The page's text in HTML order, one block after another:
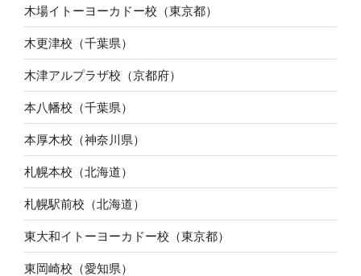
木場イトーヨーカドー校（東京都）
木更津校（千葉県）
木津アルプラザ校（京都府）
本八幡校（千葉県）
本厚木校（神奈川県）
札幌本校（北海道）
札幌駅前校（北海道）
東大和イトーヨーカドー校（東京都）
東岡崎校（愛知県）